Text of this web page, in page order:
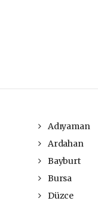
Adıyaman
Ardahan
Bayburt
Bursa
Düzce